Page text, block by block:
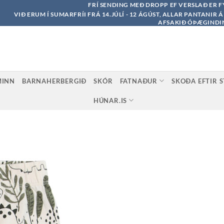
FRÍ SENDING MEÐ DROPP EF VERSLAÐ ER
VIÐ ERUM Í SUMARFRÍI FRÁ 14.JÚLÍ - 12 ÁGÚST, ALLAR PANTANIR
AFSAKIÐ
BARNAHERBERGIÐ SKÓR FATNAÐUR SKOÐA EFTIR
HÚNAR.IS